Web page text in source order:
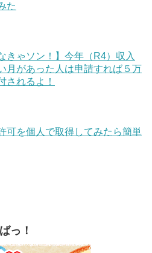
た
きゃソン！】今年（R4）収入
月があった人は申請すれば５万
されるよ！
可を個人で取得してみたら簡単
っ！